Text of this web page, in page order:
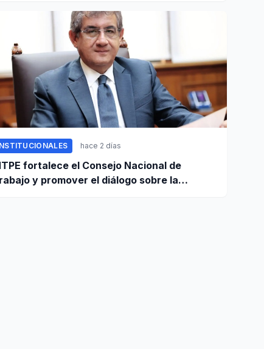
hace 2 días
fortalece el Consejo Nacional de
y promover el diálogo sobre la